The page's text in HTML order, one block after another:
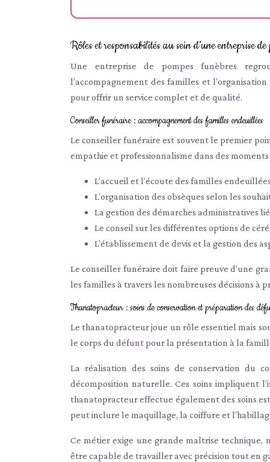
Rôles et responsabilités au sein d’une entreprise de
Une entreprise de pompes funèbres
l’accompagnement des familles et
pour offrir un service complet et de qualité.
Conseiller funéraire : accompagnement des familles endeuillées
Le conseiller funéraire est souvent le premier
empathie et professionnalisme dans des
L’accueil et l’écoute des familles endeuillées
L’organisation des obsèques selon les
La gestion des démarches administratives
Le conseil sur les différentes options de
L’établissement de devis et la gestion des
Le conseiller funéraire doit faire preuve d’une
les familles à travers les nombreuses décisions
Thanatopracteur : soins de conservation et préparation des
Le thanatopracteur joue un rôle essentiel mais
le corps du défunt pour la présentation à la
La réalisation des soins de conservation du
décomposition naturelle. Ces soins impliquent
thanatopracteur effectue également des soins
peut inclure le maquillage, la coiffure et
Ce métier exige une grande maîtrise technique,
être capable de travailler avec précision tout en